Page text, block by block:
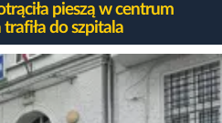
pieszą w centrum
do szpitala